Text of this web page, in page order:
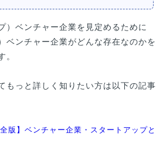
）ベンチャー企業を見定めるために
ベンチャー企業がどんな存在なのかを
。
もっと詳しく知りたい方は以下の記事
全版】ベンチャー企業・スタートアップと